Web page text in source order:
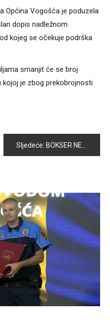
Općina Vogošća je poduzela
dopis nadležnom
kojeg se očekuje podrška
smanjit će se broj
kojoj je zbog prekobrojnosti
Sljedeće: BOKSER NEDIM HODŽIĆ UČESTVUJE NA TURNIRU PRIJATELJSTVA U ŠVICARSKOJ